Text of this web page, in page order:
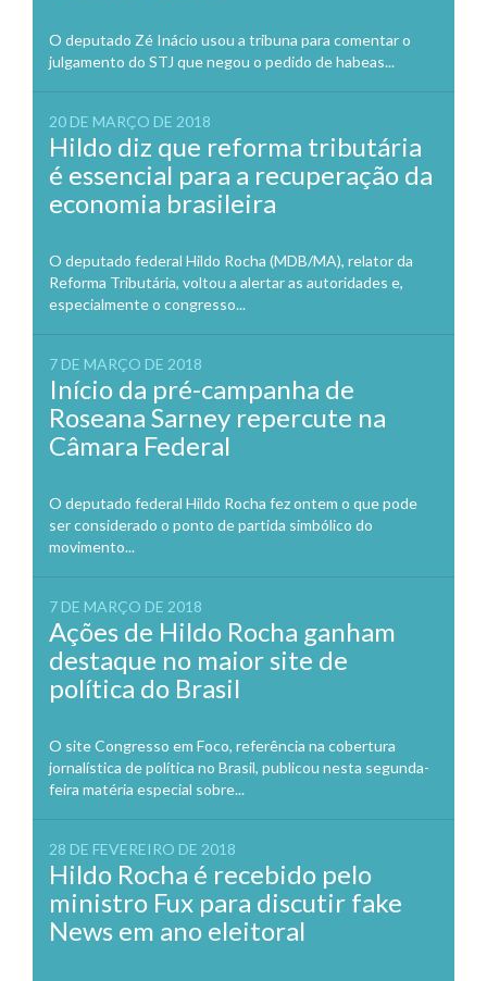
O deputado Zé Inácio usou a tribuna para comentar o
julgamento do STJ que negou o pedido de habeas...
20 DE MARÇO DE 2018
Hildo diz que reforma tributária
é essencial para a recuperação da
economia brasileira
O deputado federal Hildo Rocha (MDB/MA), relator da
Reforma Tributária, voltou a alertar as autoridades e,
especialmente o congresso...
7 DE MARÇO DE 2018
Início da pré-campanha de
Roseana Sarney repercute na
Câmara Federal
O deputado federal Hildo Rocha fez ontem o que pode
ser considerado o ponto de partida simbólico do
movimento...
7 DE MARÇO DE 2018
Ações de Hildo Rocha ganham
destaque no maior site de
política do Brasil
O site Congresso em Foco, referência na cobertura
jornalística de política no Brasil, publicou nesta segunda-
feira matéria especial sobre...
28 DE FEVEREIRO DE 2018
Hildo Rocha é recebido pelo
ministro Fux para discutir fake
News em ano eleitoral